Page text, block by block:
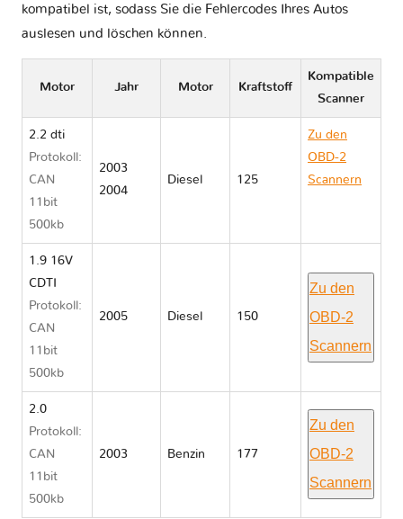
kompatibel ist, sodass Sie die Fehlercodes Ihres Autos
auslesen und löschen können.
Motor Jahr Motor Kraftstoff
Kompatible
Scanner
2.2 dti
Protokoll:
CAN
11bit
500kb
2003
2004
Diesel 125
Zu den
OBD-2
Scannern
1.9 16V
CDTI
Protokoll:
CAN
11bit
500kb
2005 Diesel 150
Zu den
OBD-2
Scannern
2.0
Protokoll:
CAN
11bit
500kb
2003 Benzin 177
Zu den
OBD-2
Scannern